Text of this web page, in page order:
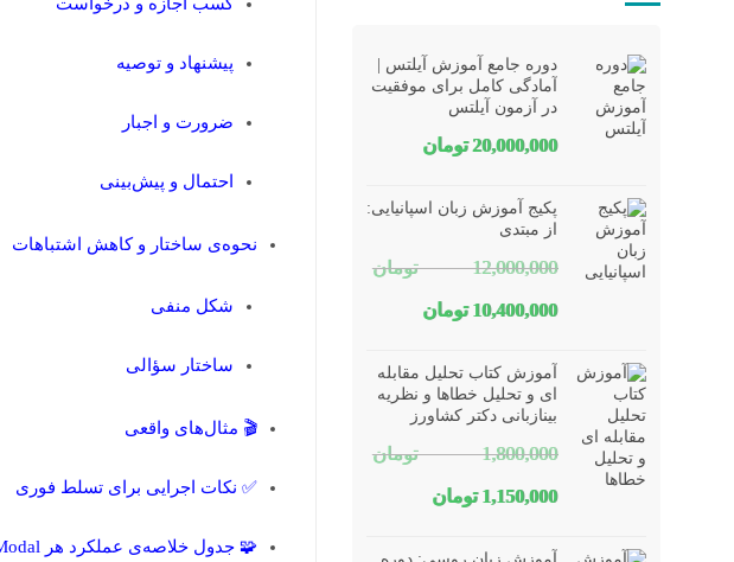
دوره جامع آموزش آیلتس |
آمادگی کامل برای موفقیت
در آزمون آیلتس
20,000,000 تومان
پکیج آموزش زبان اسپانیایی:
از مبتدی
12,000,000 تومان
قیمت
12,000,000 تومان
10,400,000 تومان
آموزش کتاب تحلیل مقابله
ای و تحلیل خطاها و نظریه
بینازبانی دکتر کشاورز
1,800,000 تومان
قیمت
1,150,000 تومان
کسب اجازه و درخواست
پیشنهاد و توصیه
ضرورت و اجبار
احتمال و پیش‌بینی
نحوه‌ی ساختار و کاهش اشتباهات
شکل منفی
ساختار سؤالی
🎬 مثال‌های واقعی
✅ نکات اجرایی برای تسلط فوری
🧩 جدول خلاصه‌ی عملکرد هر Modal و مثال